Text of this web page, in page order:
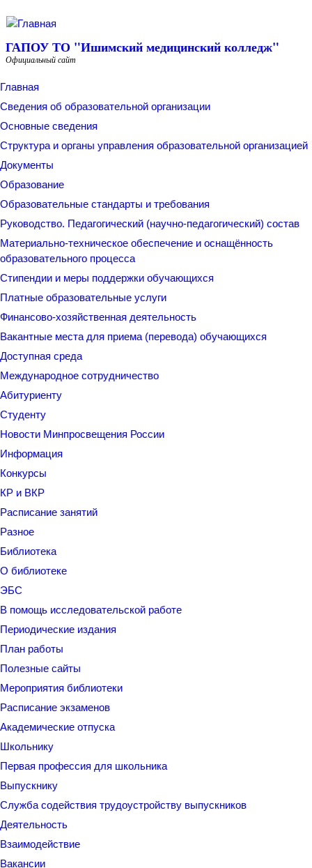
Перейти к основному содержанию
ГАПОУ ТО "Ишимский медицинский колледж"
Официальный сайт
Главная
Сведения об образовательной организации
Основные сведения
Структура и органы управления образовательной организацией
Документы
Образование
Образовательные стандарты и требования
Руководство. Педагогический (научно-педагогический) состав
Материально-техническое обеспечение и оснащённость
образовательного процесса
Стипендии и меры поддержки обучающихся
Платные образовательные услуги
Финансово-хозяйственная деятельность
Вакантные места для приема (перевода) обучающихся
Доступная среда
Международное сотрудничество
Абитуриенту
Студенту
Новости Минпросвещения России
Информация
Конкурсы
КР и ВКР
Расписание занятий
Разное
Библиотека
О библиотеке
ЭБС
В помощь исследовательской работе
Периодические издания
План работы
Полезные сайты
Мероприятия библиотеки
Расписание экзаменов
Академические отпуска
Школьнику
Первая профессия для школьника
Выпускнику
Служба содействия трудоустройству выпускников
Деятельность
Взаимодействие
Вакансии